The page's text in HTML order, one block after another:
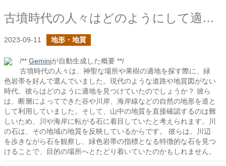
古墳時代の人々はどのようにして適地を見つけたのか？
2023-09-11 地形・地質
/** Geminiが自動生成した概要 **/
古墳時代の人々は、神聖な場所や果樹の適地を探す際に、緑
色岩帯を好んで選んでいました。現代のような道路や地質図がない
時代、彼らはどのように適地を見つけていたのでしょうか？ 彼ら
は、断層によってできた谷や川岸、海岸線などの自然の地形を道と
して利用していました。そして、山中の地質を直接確認するのは難
しいため、川や海岸に転がる石に着目していたと考えられます。川
の石は、その地域の地質を反映しているからです。 彼らは、川辺
を歩きながら石を観察し、緑色岩帯の指標となる特徴的な石を見つ
けることで、目的の場所へとたどり着いていたのかもしれません。